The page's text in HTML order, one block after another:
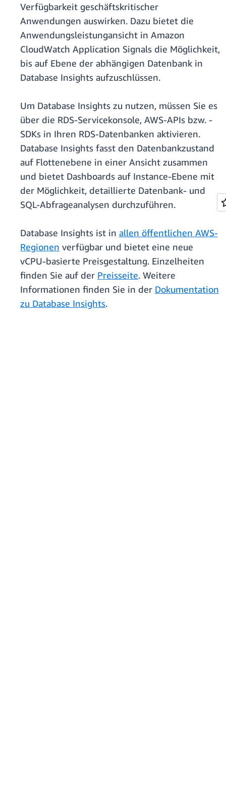
Verfügbarkeit geschäftskritischer
Anwendungen auswirken. Dazu bietet die
Anwendungsleistungansicht in Amazon
CloudWatch Application Signals die Möglichkeit,
bis auf Ebene der abhängigen Datenbank in
Database Insights aufzuschlüssen.
Um Database Insights zu nutzen, müssen Sie es
über die RDS-Servicekonsole, AWS-APIs bzw. -
SDKs in Ihren RDS-Datenbanken aktivieren.
Database Insights fasst den Datenbankzustand
auf Flottenebene in einer Ansicht zusammen
und bietet Dashboards auf Instance-Ebene mit
der Möglichkeit, detaillierte Datenbank- und
SQL-Abfrageanalysen durchzuführen.
Database Insights ist in allen öffentlichen AWS-
Regionen verfügbar und bietet eine neue
vCPU-basierte Preisgestaltung. Einzelheiten
finden Sie auf der Preisseite. Weitere
Informationen finden Sie in der Dokumentation
zu Database Insights.